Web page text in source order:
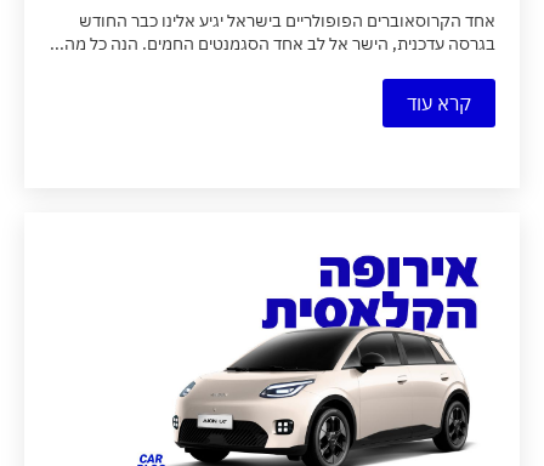
אחד הקרוסאוברים הפופולריים בישראל יגיע אלינו כבר החודש
בגרסה עדכנית, הישר אל לב אחד הסגמנטים החמים. הנה כל מה...
קרא עוד